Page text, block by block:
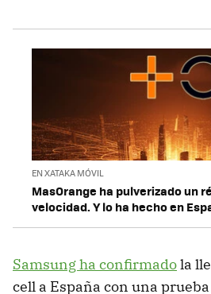
EN XATAKA MÓVIL
MasOrange ha pulverizado un
velocidad. Y lo ha hecho en
Samsung ha confirmadola
cell a España con una